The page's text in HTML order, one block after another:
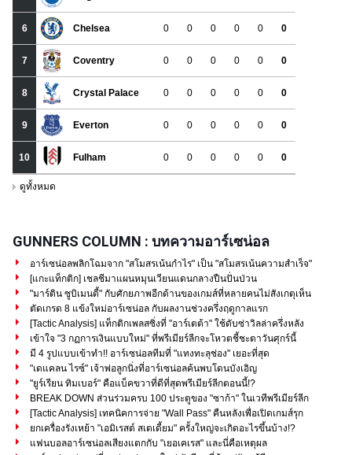
GUNNERS COLUMN : บทความอาร์เซน่อล
อาร์เซน่อลพลิกโฉมจาก "สโมสรเน้นกำไร" เป็น "สโมสรเน้นความสำเร็จ"
[แกะแท็กติก] เชลชีมาแผนหมุนเวียนแดนกลางปืนปั่นป่วน
"มาร์ติน ซูบิเมนดี้" กับศักยภาพอีกด้านของเกมส์ที่หลายคนไม่สังเกตุเห็น
ตัดเกรด 8 แข้งใหม่อาร์เซน่อล กับผลงานช่วงครึ่งฤดูกาลแรก
[Tactic Analysis] แท็กติกเพลสซิ่งที่ "อาร์เตต้า" ใช้ดับซ่าวิลล่าครึ่งหลัง
เข้าใจ "3 กฏการเงินแบบใหม่" ที่พรีเมียร์ลีกจะโหวตชี้ชะตาวันศุกร์นี้
มี 4 รูปแบบเข้าทำ!! อาร์เซน่อลทีมที่ "แทงทะลุช่อง" เยอะที่สุด
"เดแคลน ไรซ์" เจ้าพ่อลูกนิ่งที่อาร์เซน่อลค้นพบโดนบังเอิญ
"ยูร์เรียน ทิมเบอร์" คือแบ็คขวาที่ดีที่สุดพรีเมียร์ลีกตอนนี้!?
BREAK DOWN ส่วนร่วมครบ 100 ประตูของ "ซาก้า" ในเวทีพรีเมียร์ลีก
[Tactic Analysis] เทคนิคการจ่าย "Wall Pass" คืนหลังเพื่อเปิดเกมส์รุก
ยกเครื่องรังเหย้า "เอมิเรสต์ สเตเดี้ยม" ครั้งใหญ่จะเกิดอะไรขึ้นบ้าง!?
แฟนบอลอาร์เซน่อลเสียงแตกกับ "เยอเคเรส" และนี่คือเหตุผล